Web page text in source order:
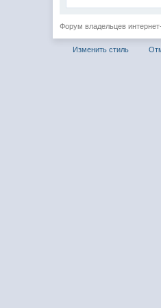
Форум владельцев
Изменить стиль